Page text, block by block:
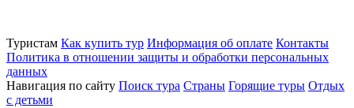
Туристам Как купить тур Информация об оплате Контакты
Политика в отношении защиты и обработки персональных
данных
Навигация по сайту Поиск тура Страны Горящие туры Отдых
с детьми